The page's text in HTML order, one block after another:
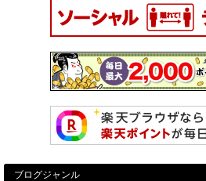
ブログジャンル